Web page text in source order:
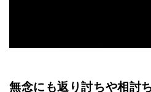
無念にも返り討ちや相討